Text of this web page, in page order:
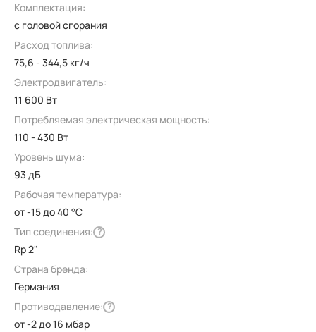
Комплектация:
с головой сгорания
Расход топлива:
75,6 - 344,5 кг/ч
Электродвигатель:
11 600 Вт
Потребляемая электрическая мощность:
110 - 430 Вт
Уровень шума:
93 дБ
Рабочая температура:
от -15 до 40 °C
Тип соединения: ?
Rp 2"
Страна бренда:
Германия
Противодавление: ?
от -2 до 16 мбар